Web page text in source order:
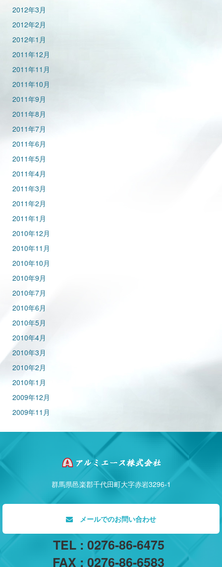
2012年3月
2012年2月
2012年1月
2011年12月
2011年11月
2011年10月
2011年9月
2011年8月
2011年7月
2011年6月
2011年5月
2011年4月
2011年3月
2011年2月
2011年1月
2010年12月
2010年11月
2010年10月
2010年9月
2010年7月
2010年6月
2010年5月
2010年4月
2010年3月
2010年2月
2010年1月
2009年12月
2009年11月
群馬県邑楽郡千代田町大字赤岩3296-1
メールでのお問い合わせ
TEL : 0276-86-6475
FAX : 0276-86-6583